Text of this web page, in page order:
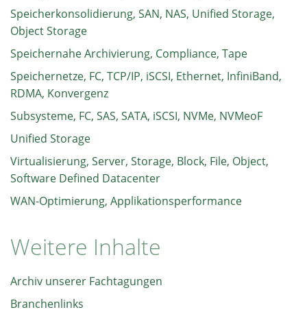
Speicherkonsolidierung, SAN, NAS, Unified Storage,
Object Storage
Speichernahe Archivierung, Compliance, Tape
Speichernetze, FC, TCP/IP, iSCSI, Ethernet, InfiniBand,
RDMA, Konvergenz
Subsysteme, FC, SAS, SATA, iSCSI, NVMe, NVMeoF
Unified Storage
Virtualisierung, Server, Storage, Block, File, Object,
Software Defined Datacenter
WAN-Optimierung, Applikationsperformance
Weitere Inhalte
Archiv unserer Fachtagungen
Branchenlinks